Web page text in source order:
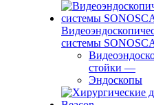
системы
стойки —
Эндоскопы